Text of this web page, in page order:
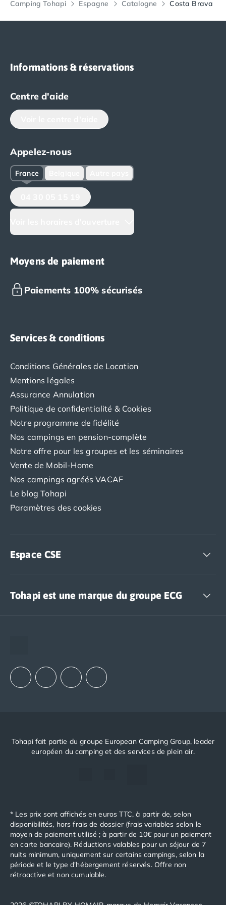
Camping Tohapi Espagne Catalogne Costa Brava
Informations & réservations
Centre d'aide
Appelez-nous
France
Moyens de paiement
Paiements 100% sécurisés
Services & conditions
Conditions Générales de Location
Mentions légales
Assurance Annulation
Politique de confidentialité & Cookies
Notre programme de fidélité
Nos campings en pension-complète
Notre offre pour les groupes et les séminaires
Vente de Mobil-Home
Nos campings agréés VACAF
Le blog Tohapi
Paramètres des cookies
Espace CSE
Tohapi est une marque du groupe ECG
Tohapi fait partie du groupe European Camping Group, leader
européen du camping et des services de plein air.
* Les prix sont affichés en euros TTC, à partir de, selon
disponibilités, hors frais de dossier (frais variables selon le
moyen de paiement utilisé ; à partir de 10€ pour un paiement
en carte bancaire). Réductions valables pour un séjour de 7
nuits minimum, uniquement sur certains campings, selon la
période et le type d'hébergement réservés. Offre non
rétroactive et non cumulable.